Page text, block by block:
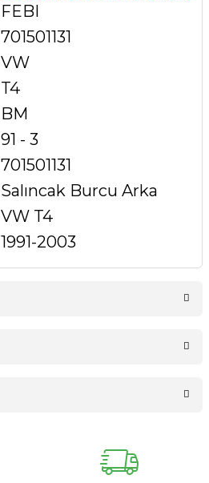
FEBI
701501131
VW
T4
BM
91 - 3
701501131
Salıncak Burcu Arka
VW T4
1991-2003